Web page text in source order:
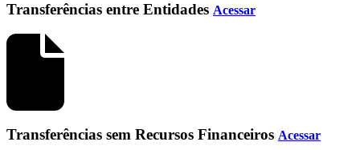
Transferências entre Entidades Acessar
Transferências sem Recursos Financeiros Acessar